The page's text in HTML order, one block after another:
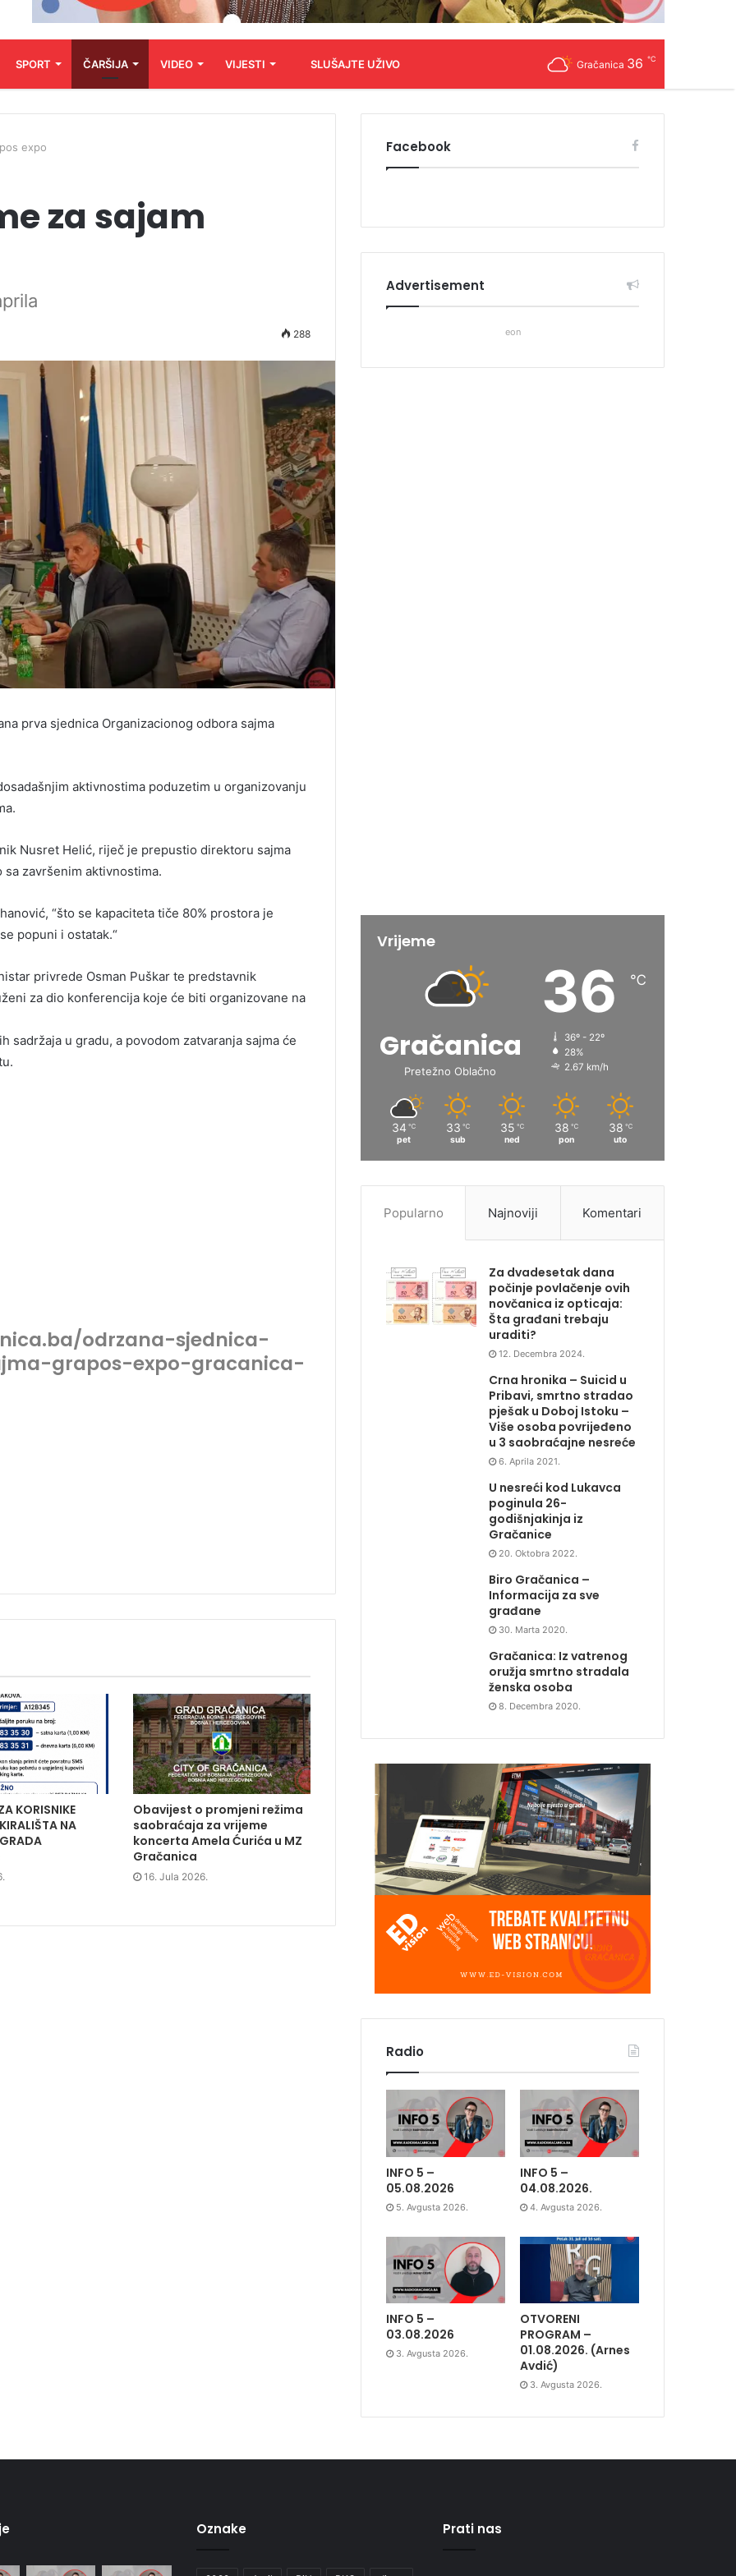
SPORT ČARŠIJA VIDEO VIJESTI SLUŠAJTE UŽIVO Gračanica 36 ℃
expo
za sajam
288
prva sjednica Organizacionog odbora sajma
aktivnostima poduzetim u organizovanju
Nusret Helić, riječ je prepustio direktoru sajma
završenim aktivnostima.
“što se kapaciteta tiče 80% prostora je
popuni i ostatak.“
privrede Osman Puškar te predstavnik
za dio konferencija koje će biti organizovane na
u gradu, a povodom zatvaranja sajma će
odrzana-sjednica-
grapos-expo-gracanica-
KORISNIKE
NA
Obavijest o promjeni režima
saobraćaja za vrijeme
koncerta Amela Ćurića u MZ
Gračanica
16. Jula 2026.
Facebook
Advertisement
eon
Vrijeme
Gračanica
Pretežno Oblačno
36 ℃
36º - 22º
28%
2.67 km/h
34 ℃
pet
33 ℃
sub
35 ℃
ned
38 ℃
pon
38 ℃
uto
Popularno Najnoviji Komentari
Za dvadesetak dana
počinje povlačenje ovih
novčanica iz opticaja:
Šta građani trebaju
uraditi?
12. Decembra 2024.
Crna hronika – Suicid u
Pribavi, smrtno stradao
pješak u Doboj Istoku –
Više osoba povrijeđeno
u 3 saobraćajne nesreće
6. Aprila 2021.
U nesreći kod Lukavca
poginula 26-
godišnjakinja iz
Gračanice
20. Oktobra 2022.
Biro Gračanica –
Informacija za sve
građane
30. Marta 2020.
Gračanica: Iz vatrenog
oružja smrtno stradala
ženska osoba
8. Decembra 2020.
Radio
INFO 5 –
05.08.2026
5. Avgusta 2026.
INFO 5 –
04.08.2026.
4. Avgusta 2026.
INFO 5 –
03.08.2026
3. Avgusta 2026.
OTVORENI
PROGRAM –
01.08.2026. (Arnes
Avdić)
3. Avgusta 2026.
Oznake Prati nas